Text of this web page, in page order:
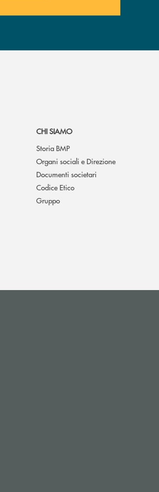
CHI SIAMO
Storia BMP
Organi sociali e Direzione
Documenti societari
Codice Etico
Gruppo
posta elettronica)